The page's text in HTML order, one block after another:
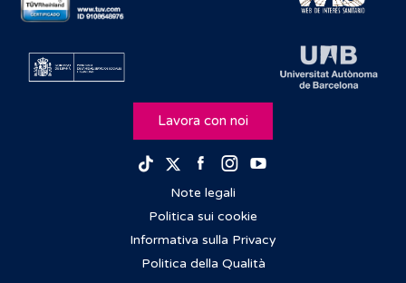
Lavora con noi
TikTokTwitterFacebook
Instagram
Note legali
Politica sui cookie
Informativa sulla Privacy
Politica della Qualità